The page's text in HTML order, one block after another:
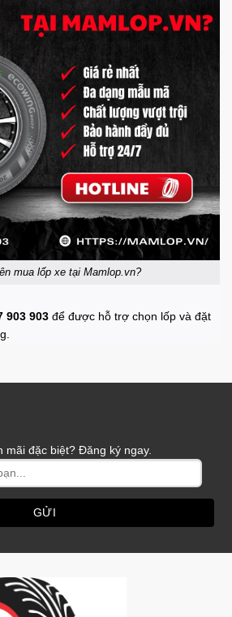
mua lốp xe tại Mamlop.vn?
903 903 để được hỗ trợ chọn lốp và đặt
mãi đặc biệt? Đăng ký ngay.